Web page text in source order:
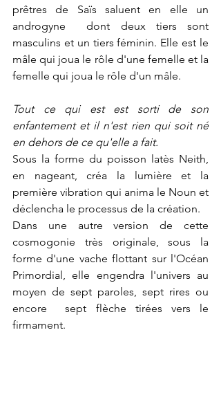
prêtres de Saïs saluent en elle un
androgyne  dont deux tiers sont
masculins et un tiers féminin. Elle est le
mâle qui joua le rôle d'une femelle et la
femelle qui joua le rôle d'un mâle.
Tout ce qui est est sorti de son
enfantement et il n'est rien qui soit né
en dehors de ce qu'elle a fait.
Sous la forme du poisson latès Neith,
en nageant, créa la lumière et la
première vibration qui anima le Noun et
déclencha le processus de la création.
Dans une autre version de cette
cosmogonie très originale, sous la
forme d'une vache flottant sur l'Océan
Primordial, elle engendra l'univers au
moyen de sept paroles, sept rires ou
encore  sept flèche tirées vers le
firmament.